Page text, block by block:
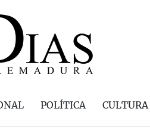
POLÍTICA CULTURA